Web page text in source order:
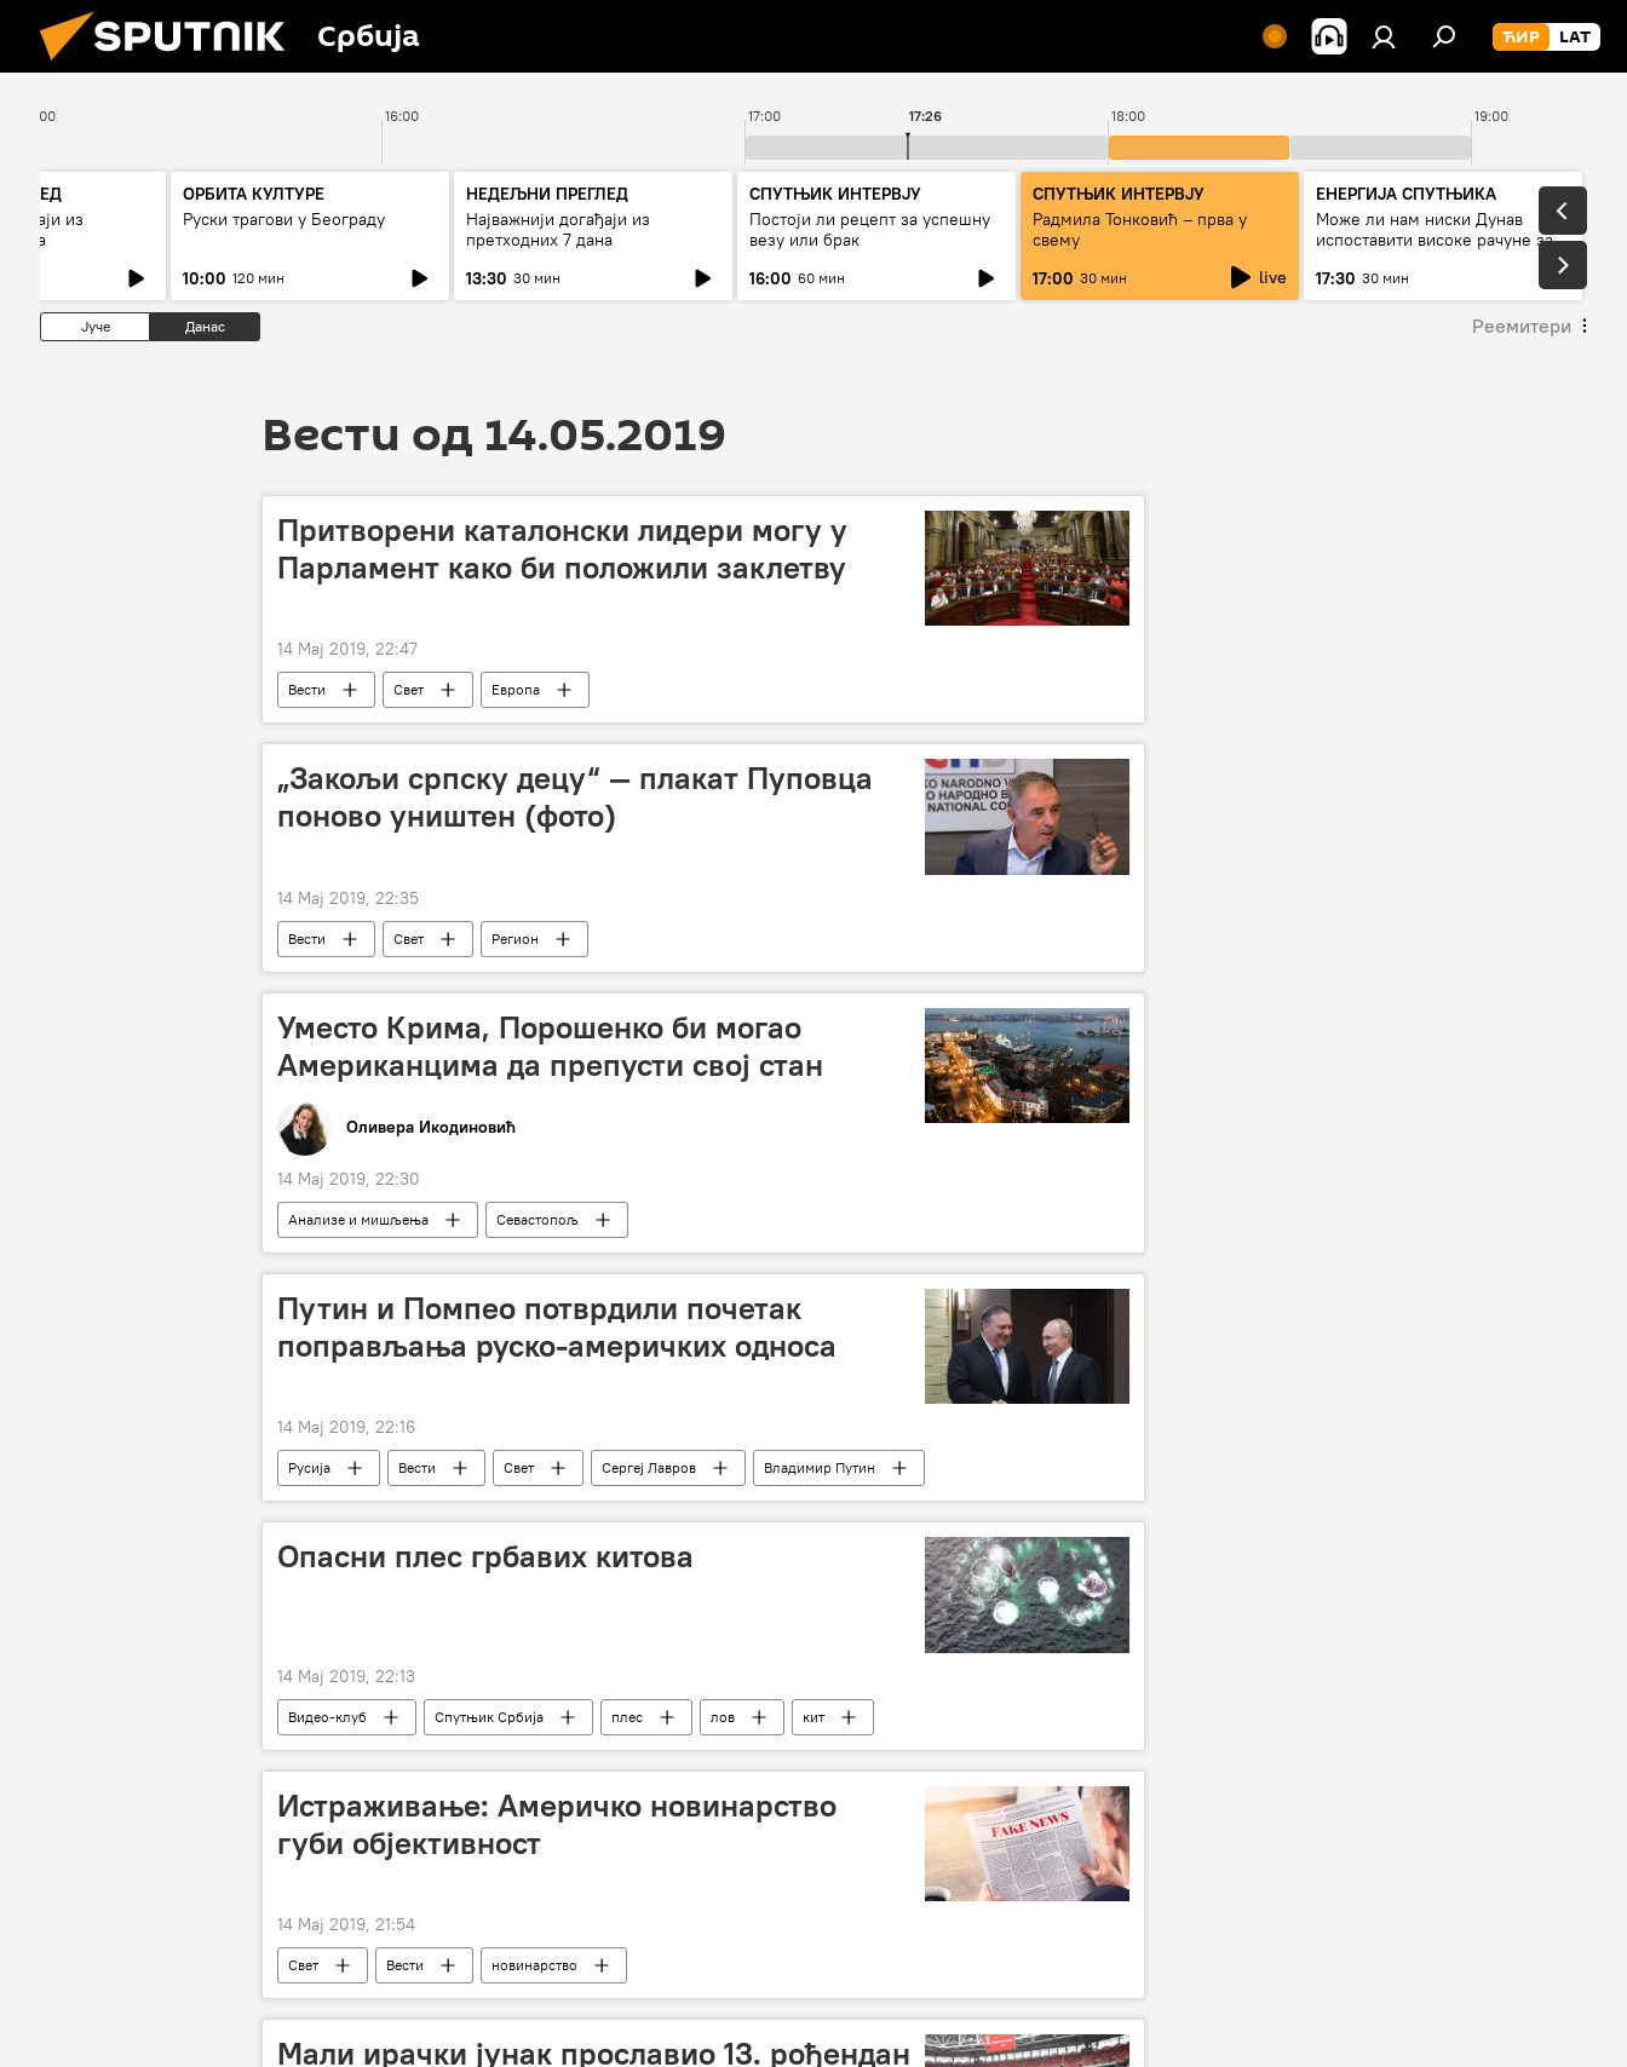
Србија
15:00 16:00 17:00 18:00 19:00
17:26
из
дана
ОРБИТА КУЛТУРЕ
Руски трагови у Београду
10:00 120 мин
НЕДЕЉНИ ПРЕГЛЕД
Најважнији догађаји из
претходних 7 дана
13:30 30 мин
СПУТЊИК ИНТЕРВЈУ
Постоји ли рецепт за успешну
везу или брак
16:00 60 мин
СПУТЊИК ИНТЕРВЈУ
Радмила Тонковић – прва у
свему
17:00 30 мин live
ЕНЕРГИЈА СПУТЊИКА
Може ли нам ниски Дунав
испоставити високе рачуне за
17:30 30 мин
Јуче Данас Реемитери
Вести од 14.05.2019
Притворени каталонски лидери могу у
Парламент како би положили заклетву
14 Мај 2019, 22:47
Вести Свет Европа
„Закољи српску децу“ — плакат Пуповца
поново уништен (фото)
14 Мај 2019, 22:35
Вести Свет Регион
Уместо Крима, Порошенко би могао
Американцима да препусти свој стан
Оливера Икодиновић
14 Мај 2019, 22:30
Анализе и мишљења Севастопољ
Путин и Помпео потврдили почетак
поправљања руско-америчких односа
14 Мај 2019, 22:16
Русија Вести Свет Сергеј Лавров
Владимир Путин
Доналд Трамп
састанак Милеров извештај
Опасни плес грбавих китова
14 Мај 2019, 22:13
Видео-клуб Спутњик Србија плес лов кит
Истраживање: Америчко новинарство
губи објективност
14 Мај 2019, 21:54
Свет Вести новинарство
Мали ирачки јунак прославио 13. рођендан